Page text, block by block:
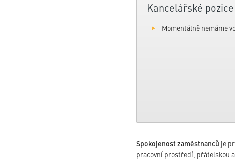
Kancelářské pozice
Momentálně nemáme
Spokojenost zaměstnanců je
pracovní prostředí, přátelskou